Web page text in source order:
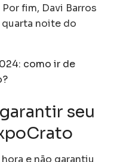
Por fim, Davi Barros
quarta noite do
como ir de
seu